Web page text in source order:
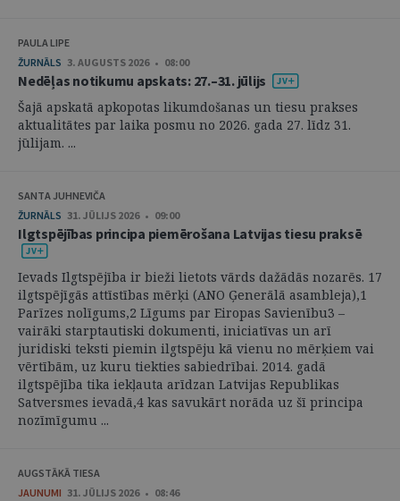
PAULA LIPE
ŽURNĀLS 3. AUGUSTS 2026 • 08:00
Nedēļas notikumu apskats: 27.–31. jūlijs
Šajā apskatā apkopotas likumdošanas un tiesu prakses
aktualitātes par laika posmu no 2026. gada 27. līdz 31.
jūlijam. ...
SANTA JUHNEVIČA
ŽURNĀLS 31. JŪLIJS 2026 • 09:00
Ilgtspējības principa piemērošana Latvijas tiesu praksē
Ievads Ilgtspējība ir bieži lietots vārds dažādās nozarēs. 17
ilgtspējīgās attīstības mērķi (ANO Ģenerālā asambleja),1
Parīzes nolīgums,2 Līgums par Eiropas Savienību3 –
vairāki starptautiski dokumenti, iniciatīvas un arī
juridiski teksti piemin ilgtspēju kā vienu no mērķiem vai
vērtībām, uz kuru tiekties sabiedrībai. 2014. gadā
ilgtspējība tika iekļauta arīdzan Latvijas Republikas
Satversmes ievadā,4 kas savukārt norāda uz šī principa
nozīmīgumu ...
AUGSTĀKĀ TIESA
JAUNUMI 31. JŪLIJS 2026 • 08:46